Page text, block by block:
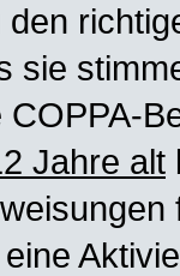
sie
Jahre alt